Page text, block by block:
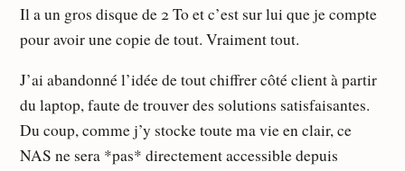
Il a un gros disque de 2 To et c’est sur lui que je compte
pour avoir une copie de tout. Vraiment tout.
J’ai abandonné l’idée de tout chiffrer côté client à partir
du laptop, faute de trouver des solutions satisfaisantes.
Du coup, comme j’y stocke toute ma vie en clair, ce
NAS ne sera *pas* directement accessible depuis